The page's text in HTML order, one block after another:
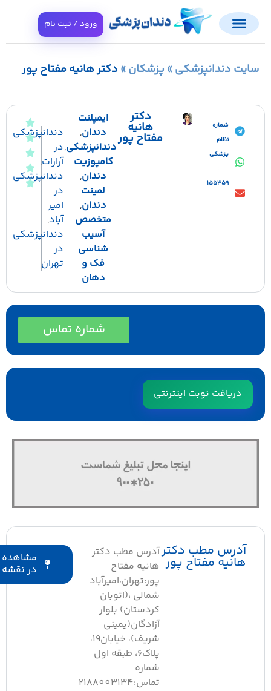
ورود / ثبت نام
دندانپزشکی»پزشکان»دکتر هانیه مفتاح پور
شماره
پزشکی
155359
دکتر
هانیه
مفتاح پور
ایمپلنت
دندان,
دندانپزشکی,
کامپوزیت
دندان,
لمینت
دندان,
متخصص
آسیب
شناسی
فک و
دهان
دندانپزشکی
در
آرارات,
دندانپزشکی
امیر
آباد,
دندانپزشکی
تهران
شماره تماس
دریافت نوبت اینترنتی
آدرس مطب دکتر
هانیه مفتاح پور
آدرس مطب دکتر
هانیه مفتاح
پور:تهران،امیرآباد
شمالی ،(اتوبان
کردستان) بلوار
آزادگان(یمینی
شریف)، خیابان۱۹،
پلاک۶، طبقه اول
شماره
تماس:2188003134
مشاهده
در نقشه